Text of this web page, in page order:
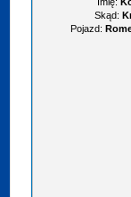
Skąd:
Pojazd: